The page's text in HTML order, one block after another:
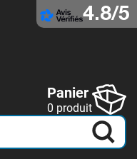
4.8/5
Panier
0 produit